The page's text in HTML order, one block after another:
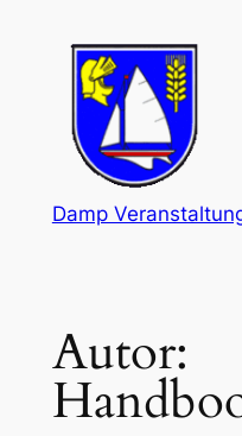
springen
Damp
Autor: